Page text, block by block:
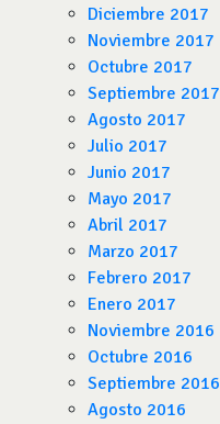
Diciembre 2017
Noviembre 2017
Octubre 2017
Septiembre 2017
Agosto 2017
Julio 2017
Junio 2017
Mayo 2017
Abril 2017
Marzo 2017
Febrero 2017
Enero 2017
Noviembre 2016
Octubre 2016
Septiembre 2016
Agosto 2016